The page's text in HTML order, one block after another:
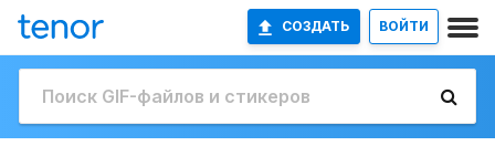
СОЗДАТЬ ВОЙТИ